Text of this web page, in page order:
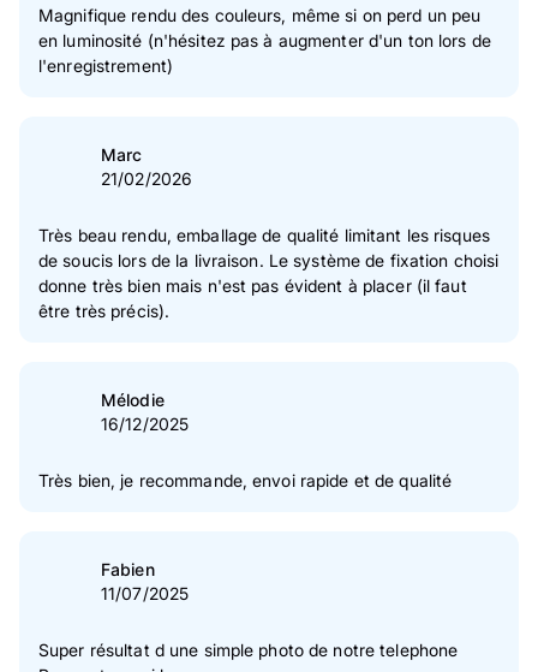
Magnifique rendu des couleurs, même si on perd un peu
en luminosité (n'hésitez pas à augmenter d'un ton lors de
l'enregistrement)
Marc
21/02/2026
Très beau rendu, emballage de qualité limitant les risques
de soucis lors de la livraison. Le système de fixation choisi
donne très bien mais n'est pas évident à placer (il faut
être très précis).
Mélodie
16/12/2025
Très bien, je recommande, envoi rapide et de qualité
Fabien
11/07/2025
Super résultat d une simple photo de notre telephone